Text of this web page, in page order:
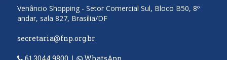
Venâncio Shopping - Setor Comercial Sul, Bloco B50, 8º
andar, sala 827, Brasília/DF
secretaria@fnp.org.br
61 3044.9800 | WhatsApp